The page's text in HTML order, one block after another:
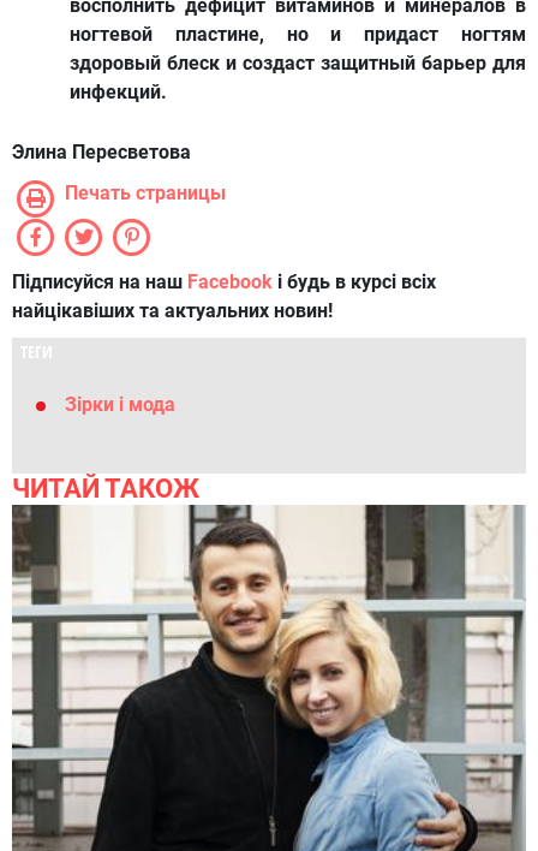
восполнить дефицит витаминов и минералов в
ногтевой пластине, но и придаст ногтям
здоровый блеск и создаст защитный барьер для
инфекций.
Элина Пересветова
Печать страницы
Підписуйся на наш Facebook і будь в курсі всіх
найцікавіших та актуальних новин!
ТЕГИ
Зірки і мода
ЧИТАЙ ТАКОЖ